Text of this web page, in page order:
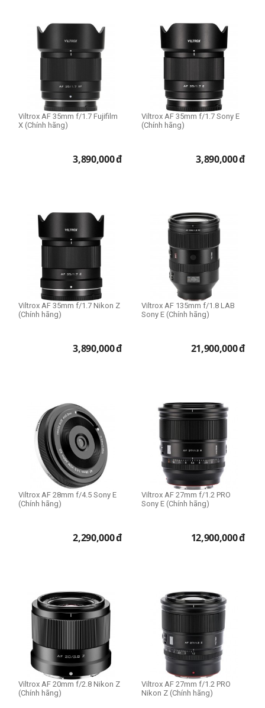
Viltrox AF 35mm f/1.7 Fujifilm
X (Chính hãng)
3,890,000đ
Viltrox AF 35mm f/1.7 Sony E
(Chính hãng)
3,890,000đ
Viltrox AF 35mm f/1.7 Nikon Z
(Chính hãng)
3,890,000đ
Viltrox AF 135mm f/1.8 LAB
Sony E (Chính hãng)
21,900,000đ
Viltrox AF 28mm f/4.5 Sony E
(Chính hãng)
2,290,000đ
Viltrox AF 27mm f/1.2 PRO
Sony E (Chính hãng)
12,900,000đ
Viltrox AF 20mm f/2.8 Nikon Z
(Chính hãng)
Viltrox AF 27mm f/1.2 PRO
Nikon Z (Chính hãng)